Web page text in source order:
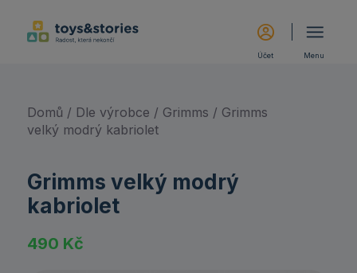
Menu
Účet
Domů / Dle výrobce / Grimms / Grimms
velký modrý kabriolet
Grimms velký modrý
kabriolet
490 Kč